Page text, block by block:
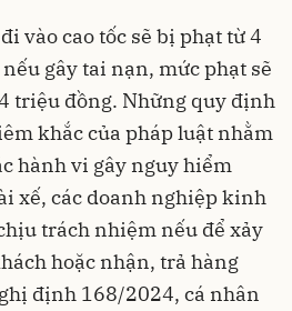
vào cao tốc sẽ bị phạt từ 4
gây tai nạn, mức phạt sẽ
triệu đồng. Những quy định
khắc của pháp luật nhằm
hành vi gây nguy hiểm
xế, các doanh nghiệp kinh
trách nhiệm nếu để xảy
hoặc nhận, trả hàng
định 168/2024, cá nhân